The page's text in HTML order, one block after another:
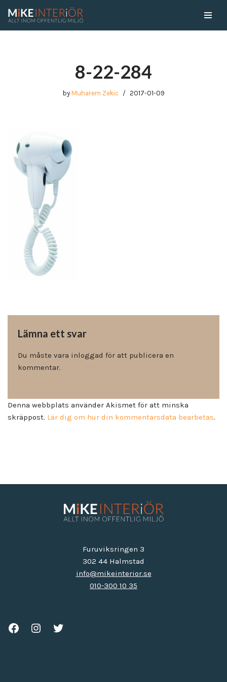
8-22-284
by Muharem Zekic 2017-01-09
Lämna ett svar
Du måste vara inloggad för att publicera en
kommentar.
Denna webbplats använder Akismet för att minska
skräppost. Lär dig om hur din kommentarsdata bearbetas.
Furuviksringen 3
302 44 Halmstad
info@mikeinterior.se
010-300 10 35